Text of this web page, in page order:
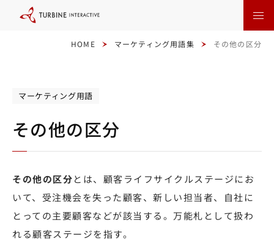
HOME マーケティング用語集 その他の区分
マーケティング用語
その他の区分
その他の区分とは、顧客ライフサイクルステージにお
いて、受注機会を失った顧客、新しい担当者、自社に
とっての主要顧客などが該当する。万能札として扱わ
れる顧客ステージを指す。